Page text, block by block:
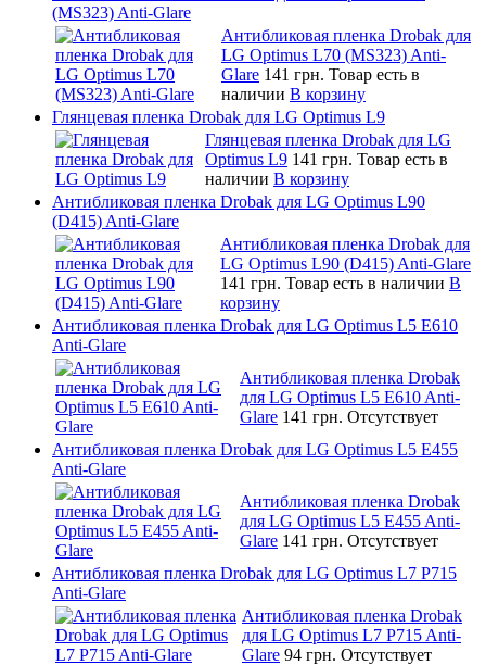
(MS323) Anti-Glare
Антибликовая пленка Drobak для
LG Optimus L70 (MS323) Anti-
Glare 141 грн. Товар есть в
наличии В корзину
Глянцевая пленка Drobak для LG Optimus L9
Глянцевая пленка Drobak для LG
Optimus L9 141 грн. Товар есть в
наличии В корзину
Антибликовая пленка Drobak для LG Optimus L90
(D415) Anti-Glare
Антибликовая пленка Drobak для
LG Optimus L90 (D415) Anti-Glare
141 грн. Товар есть в наличии В
корзину
Антибликовая пленка Drobak для LG Optimus L5 E610
Anti-Glare
Антибликовая пленка Drobak
для LG Optimus L5 E610 Anti-
Glare 141 грн. Отсутствует
Антибликовая пленка Drobak для LG Optimus L5 E455
Anti-Glare
Антибликовая пленка Drobak
для LG Optimus L5 E455 Anti-
Glare 141 грн. Отсутствует
Антибликовая пленка Drobak для LG Optimus L7 P715
Anti-Glare
Антибликовая пленка Drobak
для LG Optimus L7 P715 Anti-
Glare 94 грн. Отсутствует